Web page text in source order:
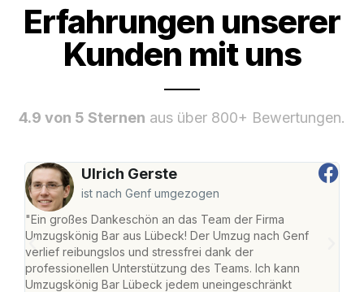
Erfahrungen unserer
Kunden mit uns
4.9 von 5 Sternen aus über 800+ Bewertungen.
Ulrich Gerste
ist nach Genf umgezogen
"Ein großes Dankeschön an das Team der Firma
Umzugskönig Bar aus Lübeck! Der Umzug nach Genf
verlief reibungslos und stressfrei dank der
professionellen Unterstützung des Teams. Ich kann
Umzugskönig Bar Lübeck jedem uneingeschränkt